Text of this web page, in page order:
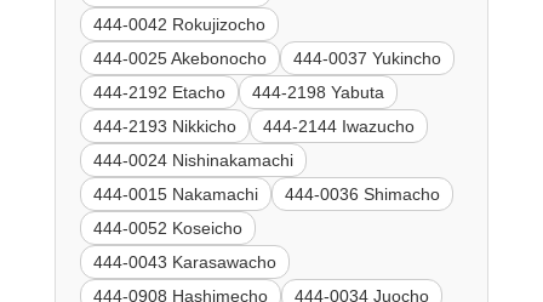
444-0042 Rokujizocho
444-0025 Akebonocho
444-0037 Yukincho
444-2192 Etacho
444-2198 Yabuta
444-2193 Nikkicho
444-2144 Iwazucho
444-0024 Nishinakamachi
444-0015 Nakamachi
444-0036 Shimacho
444-0052 Koseicho
444-0043 Karasawacho
444-0908 Hashimecho
444-0034 Juocho